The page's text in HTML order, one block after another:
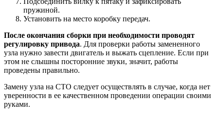
пружиной.
Установить на место коробку передач.
После окончания сборки при необходимости проводят
регулировку привода. Для проверки работы замененного
узла нужно завести двигатель и выжать сцепление. Если при
этом не слышны посторонние звуки, значит, работы
проведены правильно.
Замену узла на СТО следует осуществлять в случае, когда нет
уверенности в ее качественном проведении операции своими
руками.